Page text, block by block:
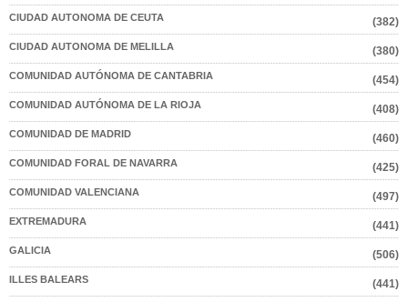
CIUDAD AUTONOMA DE CEUTA (382)
CIUDAD AUTONOMA DE MELILLA (380)
COMUNIDAD AUTÓNOMA DE CANTABRIA (454)
COMUNIDAD AUTÓNOMA DE LA RIOJA (408)
COMUNIDAD DE MADRID (460)
COMUNIDAD FORAL DE NAVARRA (425)
COMUNIDAD VALENCIANA (497)
EXTREMADURA (441)
GALICIA (506)
ILLES BALEARS (441)